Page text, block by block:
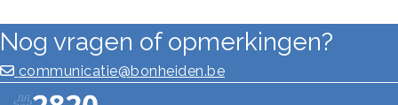
Nog vragen of opmerkingen?
communicatie@bonheiden.be